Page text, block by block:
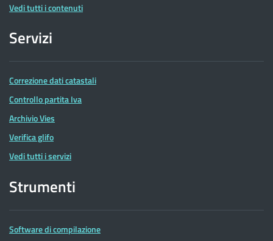
Vedi tutti i contenuti
Servizi
Correzione dati catastali
Controllo partita Iva
Archivio Vies
Verifica glifo
Vedi tutti i servizi
Strumenti
Software di compilazione